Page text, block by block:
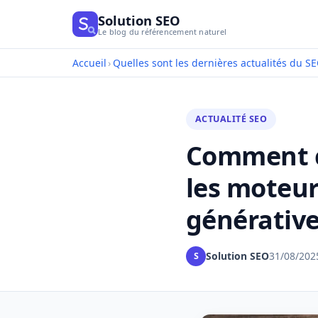
Solution SEO
Le blog du référencement naturel
Accueil › Quelles sont les dernières actualités du
ACTUALITÉ SEO
Comment
les
S Solution SEO31/08/